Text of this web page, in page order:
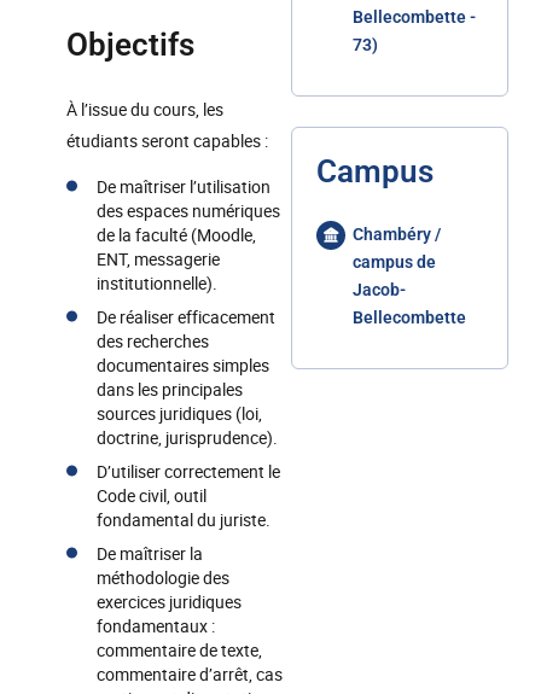
Objectifs
À l’issue du cours, les
étudiants seront capables :
De maîtriser l’utilisation
des espaces numériques
de la faculté (Moodle,
ENT, messagerie
institutionnelle).
De réaliser efficacement
des recherches
documentaires simples
dans les principales
sources juridiques (loi,
doctrine, jurisprudence).
D’utiliser correctement le
Code civil, outil
fondamental du juriste.
De maîtriser la
méthodologie des
exercices juridiques
fondamentaux :
commentaire de texte,
commentaire d’arrêt, cas
Bellecombette -
73)
Campus
Chambéry /
campus de
Jacob-
Bellecombette